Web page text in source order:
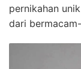
pernikahan
dari